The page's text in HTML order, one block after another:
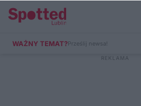
WAŻNY TEMAT?Prześlij newsa!